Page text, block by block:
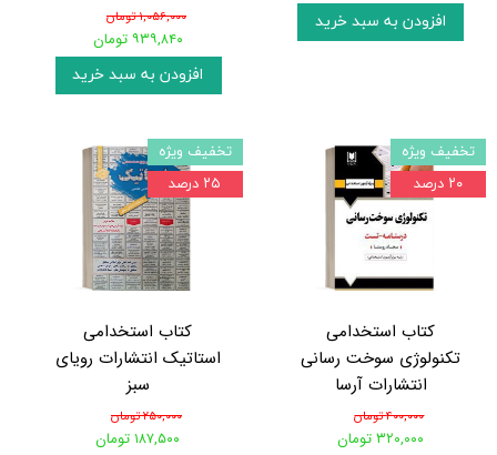
افزودن به سبد خرید ۱,۰۵۶,۰۰۰ تومان
۹۳۹,۸۴۰ تومان
افزودن به سبد خرید
کتاب استخدامی
تکنولوژی سوخت رسانی
انتشارات آرسا
۴۰۰,۰۰۰ تومان
۳۲۰,۰۰۰ تومان
تخفیف ویژه
۲۰ درصد
کتاب استخدامی
استاتیک انتشارات رویای
سبز
۲۵۰,۰۰۰ تومان
۱۸۷,۵۰۰ تومان
تخفیف ویژه
۲۵ درصد